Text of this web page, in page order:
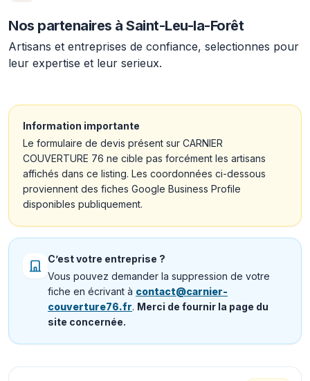
Nos partenaires à Saint-Leu-la-Forêt
Artisans et entreprises de confiance, selectionnes pour
leur expertise et leur serieux.
Information importante
Le formulaire de devis présent sur CARNIER
COUVERTURE 76 ne cible pas forcément les artisans
affichés dans ce listing. Les coordonnées ci-dessous
proviennent des fiches Google Business Profile
disponibles publiquement.
C’est votre entreprise ?
Vous pouvez demander la suppression de votre
fiche en écrivant à contact@carnier-
couverture76.fr. Merci de fournir la page du
site concernée.